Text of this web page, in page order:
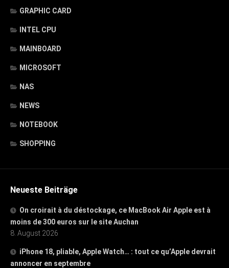
GRAPHIC CARD
INTEL CPU
MAINBOARD
MICROSOFT
NAS
NEWS
NOTEBOOK
SHOPPING
Neueste Beiträge
On croirait à du déstockage, ce MacBook Air Apple est à
moins de 300 euros sur le site Auchan
8. August 2026
iPhone 18, pliable, Apple Watch… : tout ce qu’Apple devrait
annoncer en septembre